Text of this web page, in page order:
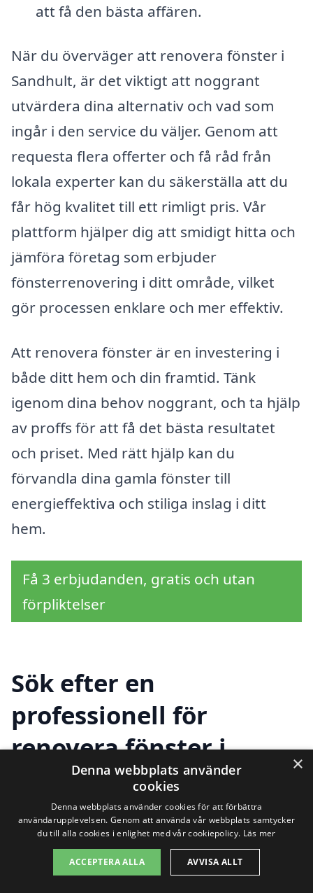
att få den bästa affären.
När du överväger att renovera fönster i
Sandhult, är det viktigt att noggrant
utvärdera dina alternativ och vad som
ingår i den service du väljer. Genom att
requesta flera offerter och få råd från
lokala experter kan du säkerställa att du
får hög kvalitet till ett rimligt pris. Vår
plattform hjälper dig att smidigt hitta och
jämföra företag som erbjuder
fönsterrenovering i ditt område, vilket
gör processen enklare och mer effektiv.
Att renovera fönster är en investering i
både ditt hem och din framtid. Tänk
igenom dina behov noggrant, och ta hjälp
av proffs för att få det bästa resultatet
och priset. Med rätt hjälp kan du
förvandla dina gamla fönster till
energieffektiva och stiliga inslag i ditt
hem.
Få 3 erbjudanden, gratis och utan
förpliktelser
Sök efter en
professionell för
renovera fönster i
andra städer nära
Sandhult
Att renovera fönster i Sandhult kan vara
×
Denna webbplats använder
cookies
Denna webbplats använder cookies för att förbättra
användarupplevelsen. Genom att använda vår webbplats samtycker
du till alla cookies i enlighet med vår cookiepolicy. Läs mer
ACCEPTERA ALLA AVVISA ALLT